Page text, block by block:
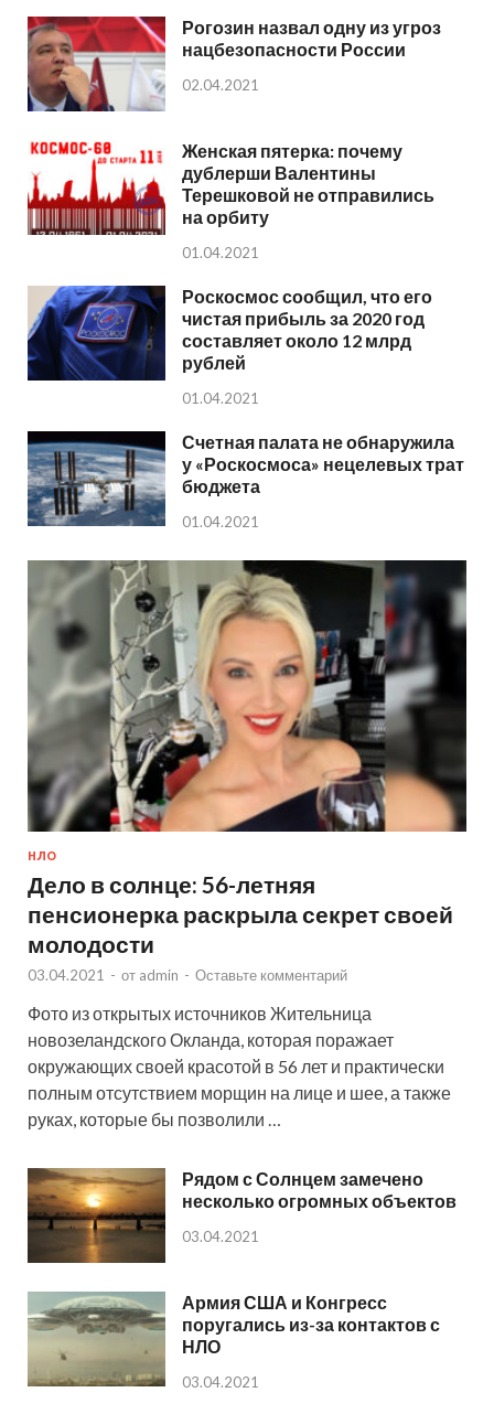
Рогозин назвал одну из угроз
нацбезопасности России
02.04.2021
Женская пятерка: почему
дублерши Валентины
Терешковой не отправились
на орбиту
01.04.2021
Роскосмос сообщил, что его
чистая прибыль за 2020 год
составляет около 12 млрд
рублей
01.04.2021
Счетная палата не обнаружила
у «Роскосмоса» нецелевых трат
бюджета
01.04.2021
НЛО
Дело в солнце: 56-летняя
пенсионерка раскрыла секрет своей
молодости
03.04.2021 - от admin - Оставьте комментарий
Фото из открытых источников Жительница
новозеландского Окланда, которая поражает
окружающих своей красотой в 56 лет и практически
полным отсутствием морщин на лице и шее, а также
руках, которые бы позволили …
Рядом с Солнцем замечено
несколько огромных объектов
03.04.2021
Армия США и Конгресс
поругались из-за контактов с
НЛО
03.04.2021